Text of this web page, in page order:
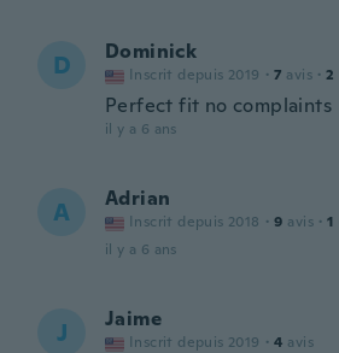
D Dominick
Inscrit depuis 2019 · 7 avis · 2
Perfect fit no complaints
il y a 6 ans
A Adrian
Inscrit depuis 2018 · 9 avis · 1
il y a 6 ans
J Jaime
Inscrit depuis 2019 · 4 avis